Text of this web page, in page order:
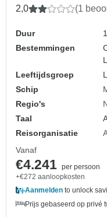
2,0 (1
Duur
Bestemmingen
Leeftijdsgroep
Schip
Regio's
Taal
Reisorganisatie
Vanaf
€4.241 per persoon
+€272 aanloopkosten
Aanmelden to unlock
Prijs gebaseerd op privé